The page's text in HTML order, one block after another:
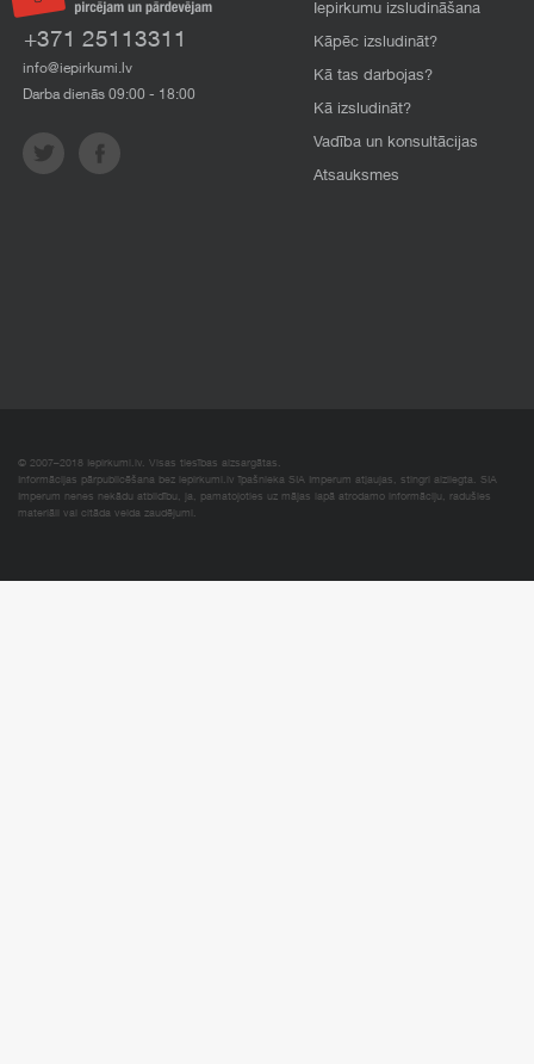
+371 25113311
info@iepirkumi.lv
Darba dienās 09:00 - 18:00
Iepirkumu izsludināšana
Kāpēc izsludināt?
Kā tas darbojas?
Kā izsludināt?
Vadība un konsultācijas
Atsauksmes
© 2007–2018 Iepirkumi.lv. Visas tiesības aizsargātas.
Informācijas pārpublicēšana bez iepirkumi.lv īpašnieka SIA Imperum atļaujas, stingri aizliegta. SIA
Imperum nenes nekādu atbildību, ja, pamatojoties uz mājas lapā atrodamo informāciju, radušies
materiāli vai citāda veida zaudējumi.